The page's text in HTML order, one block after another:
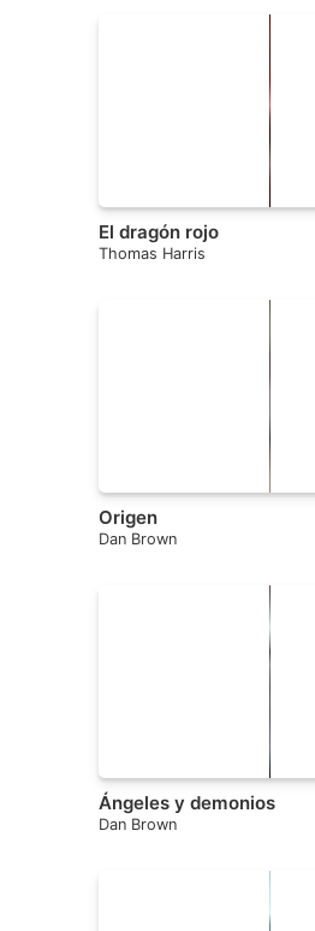
El dragón rojo
Thomas Harris
Origen
Dan Brown
Ángeles y demonios
Dan Brown